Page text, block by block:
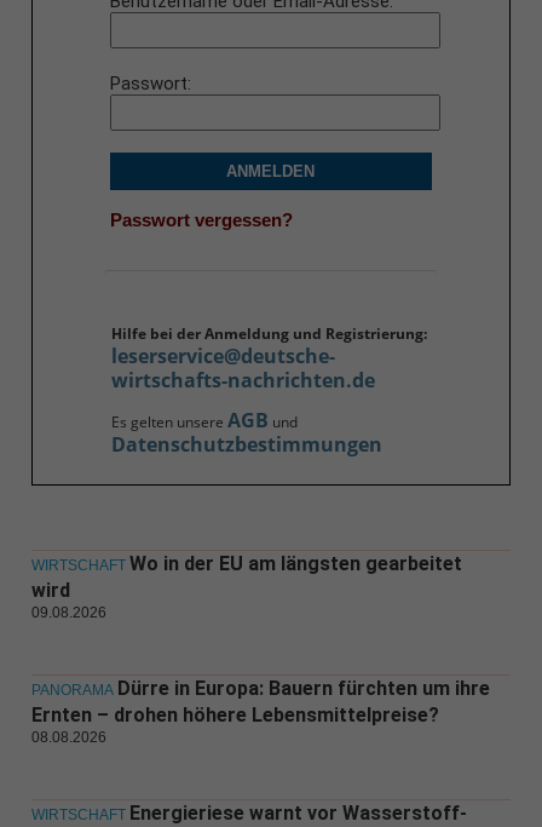
Passwort
ANMELDEN
Passwort vergessen?
Hilfe bei der Anmeldung und Registrierung:
leserservice@deutsche-
wirtschafts-nachrichten.de
Es gelten unsere AGB und
Datenschutzbestimmungen
WIRTSCHAFT Wo in der EU am längsten gearbeitet
wird
09.08.2026
PANORAMA Dürre in Europa: Bauern fürchten um ihre
Ernten – drohen höhere Lebensmittelpreise?
08.08.2026
WIRTSCHAFT Energieriese warnt vor Wasserstoff-